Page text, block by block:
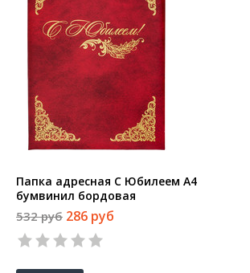
Папка адресная С Юбилеем А4
бумвинил бордовая
532 руб 286 руб